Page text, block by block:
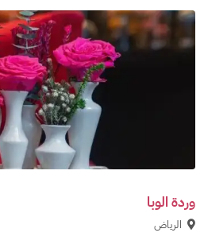
وردة الوبا
الرياض